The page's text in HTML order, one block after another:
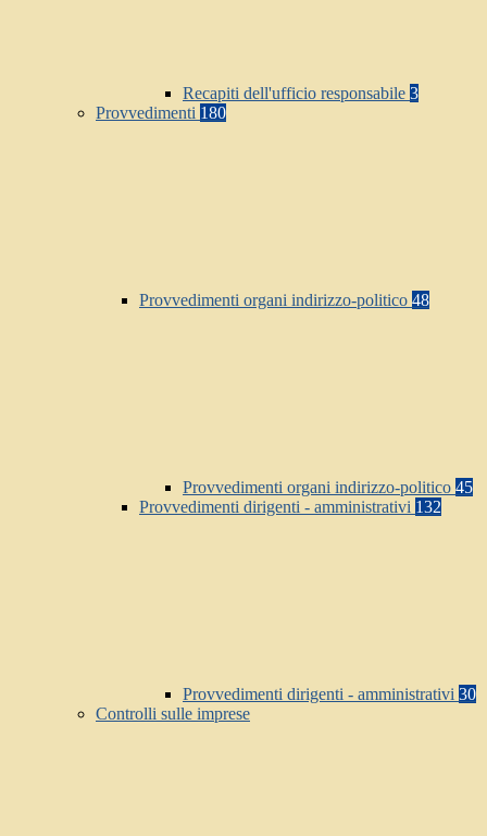
Recapiti dell'ufficio responsabile 3
Provvedimenti 180
Provvedimenti organi indirizzo-politico 48
Provvedimenti organi indirizzo-politico 45
Provvedimenti dirigenti - amministrativi 132
Provvedimenti dirigenti - amministrativi 30
Controlli sulle imprese